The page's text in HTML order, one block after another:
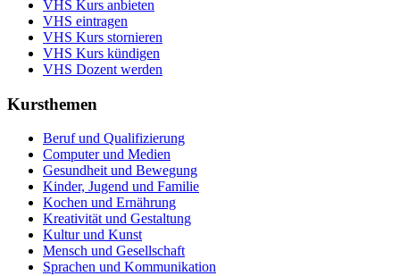
VHS Kurs anbieten
VHS eintragen
VHS Kurs stornieren
VHS Kurs kündigen
VHS Dozent werden
Kursthemen
Beruf und Qualifizierung
Computer und Medien
Gesundheit und Bewegung
Kinder, Jugend und Familie
Kochen und Ernährung
Kreativität und Gestaltung
Kultur und Kunst
Mensch und Gesellschaft
Sprachen und Kommunikation